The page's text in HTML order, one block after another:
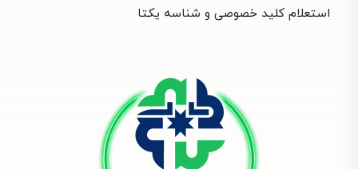
استعلام کلید خصوصی و شناسه یکتا